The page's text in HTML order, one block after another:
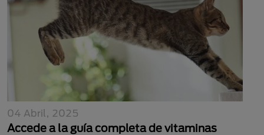
04 Abril, 2025
Accede a la guía completa de vitaminas